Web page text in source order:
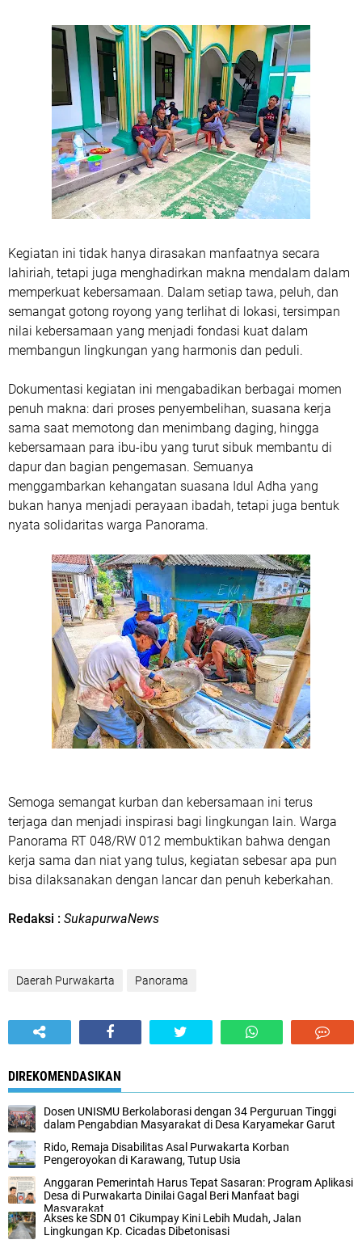
Kegiatan ini tidak hanya dirasakan manfaatnya secara
lahiriah, tetapi juga menghadirkan makna mendalam dalam
memperkuat kebersamaan. Dalam setiap tawa, peluh, dan
semangat gotong royong yang terlihat di lokasi, tersimpan
nilai kebersamaan yang menjadi fondasi kuat dalam
membangun lingkungan yang harmonis dan peduli.
Dokumentasi kegiatan ini mengabadikan berbagai momen
penuh makna: dari proses penyembelihan, suasana kerja
sama saat memotong dan menimbang daging, hingga
kebersamaan para ibu-ibu yang turut sibuk membantu di
dapur dan bagian pengemasan. Semuanya
menggambarkan kehangatan suasana Idul Adha yang
bukan hanya menjadi perayaan ibadah, tetapi juga bentuk
nyata solidaritas warga Panorama.
Semoga semangat kurban dan kebersamaan ini terus
terjaga dan menjadi inspirasi bagi lingkungan lain. Warga
Panorama RT 048/RW 012 membuktikan bahwa dengan
kerja sama dan niat yang tulus, kegiatan sebesar apa pun
bisa dilaksanakan dengan lancar dan penuh keberkahan.
Redaksi : SukapurwaNews
Daerah Purwakarta Panorama
DIREKOMENDASIKAN
Dosen UNISMU Berkolaborasi dengan 34 Perguruan Tinggi
dalam Pengabdian Masyarakat di Desa Karyamekar Garut
Rido, Remaja Disabilitas Asal Purwakarta Korban
Pengeroyokan di Karawang, Tutup Usia
Anggaran Pemerintah Harus Tepat Sasaran: Program Aplikasi
Desa di Purwakarta Dinilai Gagal Beri Manfaat bagi
Masyarakat
Akses ke SDN 01 Cikumpay Kini Lebih Mudah, Jalan
Lingkungan Kp. Cicadas Dibetonisasi